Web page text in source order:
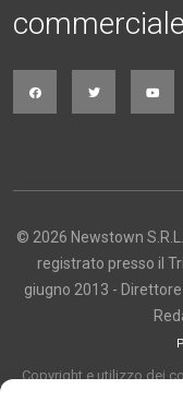
© 2026 Newstown
registrato presso il
giugno 2013 -
Copyright e utilizzo dei